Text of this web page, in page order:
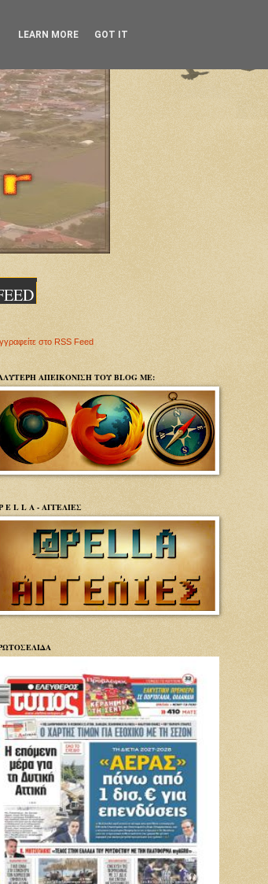
στο RSS Feed
ΑΠΕΙΚΟΝΙΣΗ ΤΟΥ BLOG ΜΕ:
E L L A - ΑΓΓΕΛΙΕΣ
LEARN MORE GOT IT